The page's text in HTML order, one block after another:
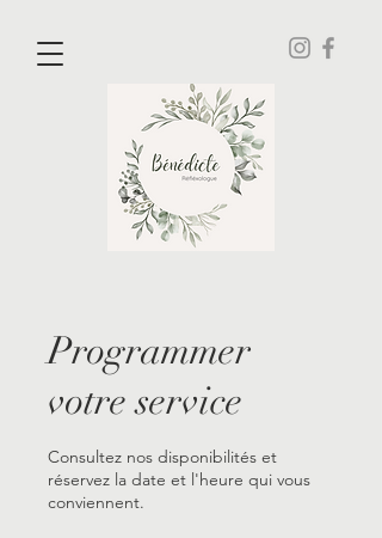
Programmer
votre service
Consultez nos disponibilités et
réservez la date et l'heure qui vous
conviennent.